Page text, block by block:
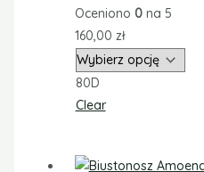
Oceniono 0na 5
160,00 zł
80D
Clear